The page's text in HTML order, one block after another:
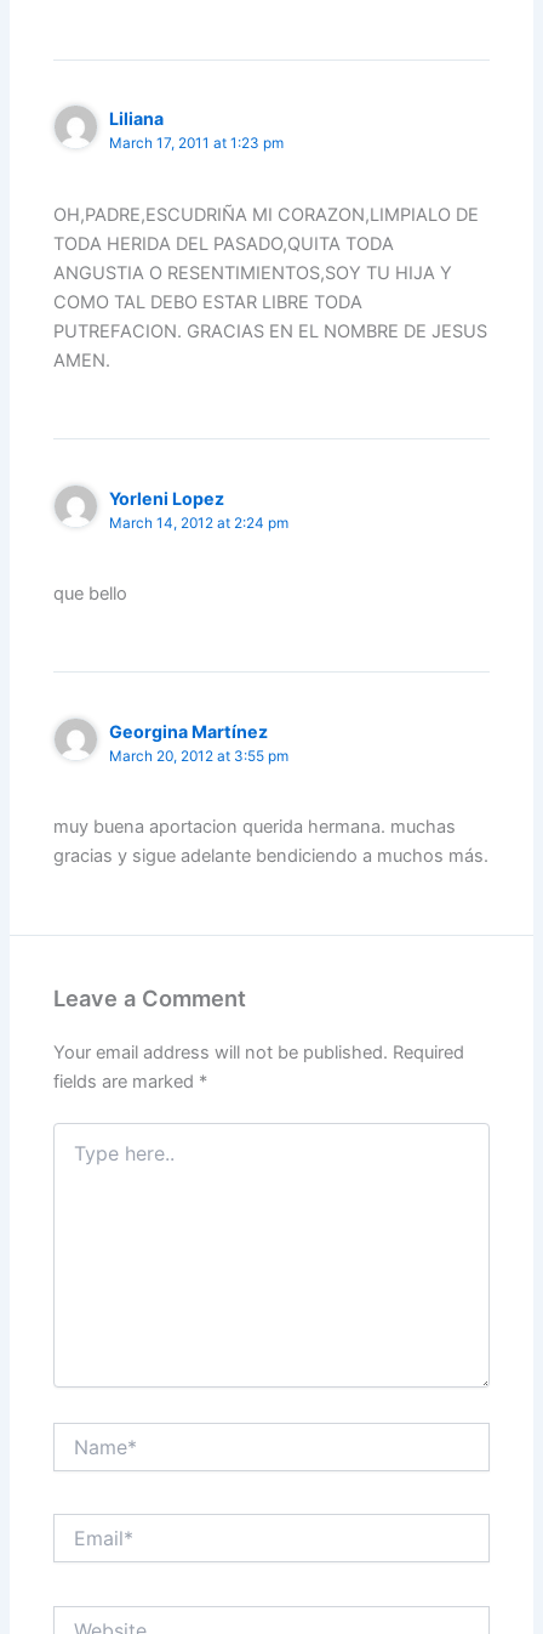
Liliana
March 17, 2011 at 1:23 pm
OH,PADRE,ESCUDRIÑA MI CORAZON,LIMPIALO DE
TODA HERIDA DEL PASADO,QUITA TODA
ANGUSTIA O RESENTIMIENTOS,SOY TU HIJA Y
COMO TAL DEBO ESTAR LIBRE TODA
PUTREFACION. GRACIAS EN EL NOMBRE DE JESUS
AMEN.
Yorleni Lopez
March 14, 2012 at 2:24 pm
que bello
Georgina Martínez
March 20, 2012 at 3:55 pm
muy buena aportacion querida hermana. muchas
gracias y sigue adelante bendiciendo a muchos más.
Leave a Comment
Your email address will not be published. Required
fields are marked *
Type
here..